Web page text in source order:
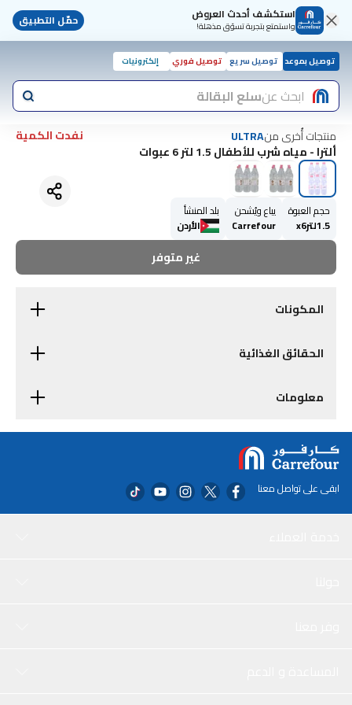
استكشف أحدث العروض
واستمتع بتجربة تسوّق مذهلة! حمّل التطبيق
توصيل بموعد توصيل سريع توصيل فوري إلكترونيات
ابحث عنسلع البقالة
منتجات أُخرى منULTRA
نفدت الكمية
ألترا - مياه شرب للأطفال 1.5 لتر 6 عبوات
حجم العبوة
1.5لترx6
يباع ويُشحن
Carrefour
بلد المنشأ
الأردن
غير متوفر
المكونات
الحقائق الغذائية
معلومات
ابقى على تواصل معنا